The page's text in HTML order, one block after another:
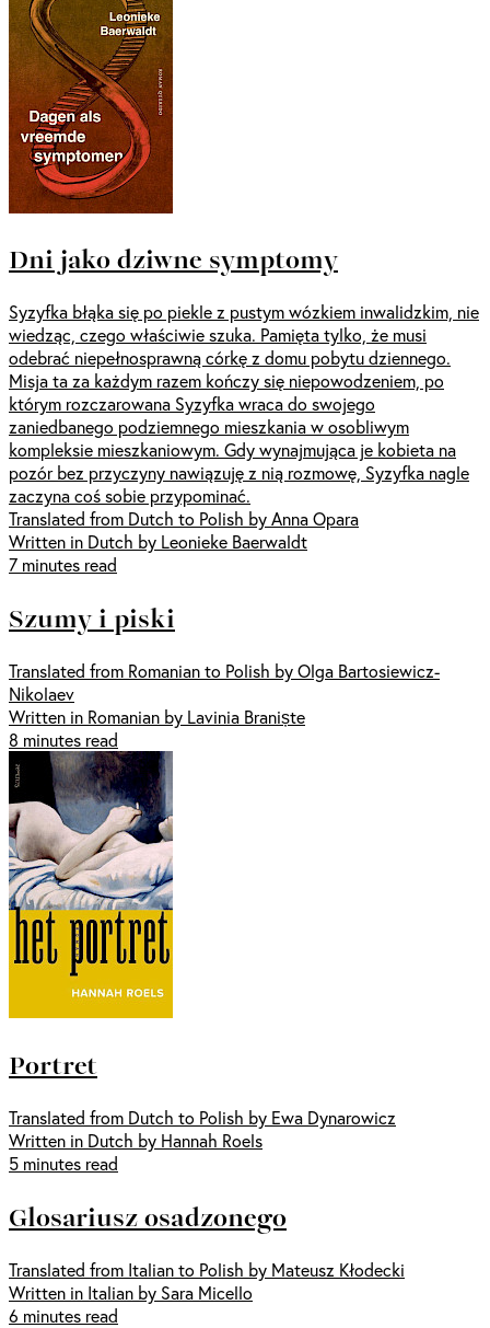
Dni jako dziwne symptomy
Syzyfka błąka się po piekle z pustym wózkiem inwalidzkim, nie
wiedząc, czego właściwie szuka. Pamięta tylko, że musi
odebrać niepełnosprawną córkę z domu pobytu dziennego.
Misja ta za każdym razem kończy się niepowodzeniem, po
którym rozczarowana Syzyfka wraca do swojego
zaniedbanego podziemnego mieszkania w osobliwym
kompleksie mieszkaniowym. Gdy wynajmująca je kobieta na
pozór bez przyczyny nawiązuję z nią rozmowę, Syzyfka nagle
zaczyna coś sobie przypominać.
Translated from Dutch to Polish by Anna Opara
Written in Dutch by Leonieke Baerwaldt
7 minutes read
Szumy i piski
Translated from Romanian to Polish by Olga Bartosiewicz-
Nikolaev
Written in Romanian by Lavinia Braniște
8 minutes read
Portret
Translated from Dutch to Polish by Ewa Dynarowicz
Written in Dutch by Hannah Roels
5 minutes read
Glosariusz osadzonego
Translated from Italian to Polish by Mateusz Kłodecki
Written in Italian by Sara Micello
6 minutes read